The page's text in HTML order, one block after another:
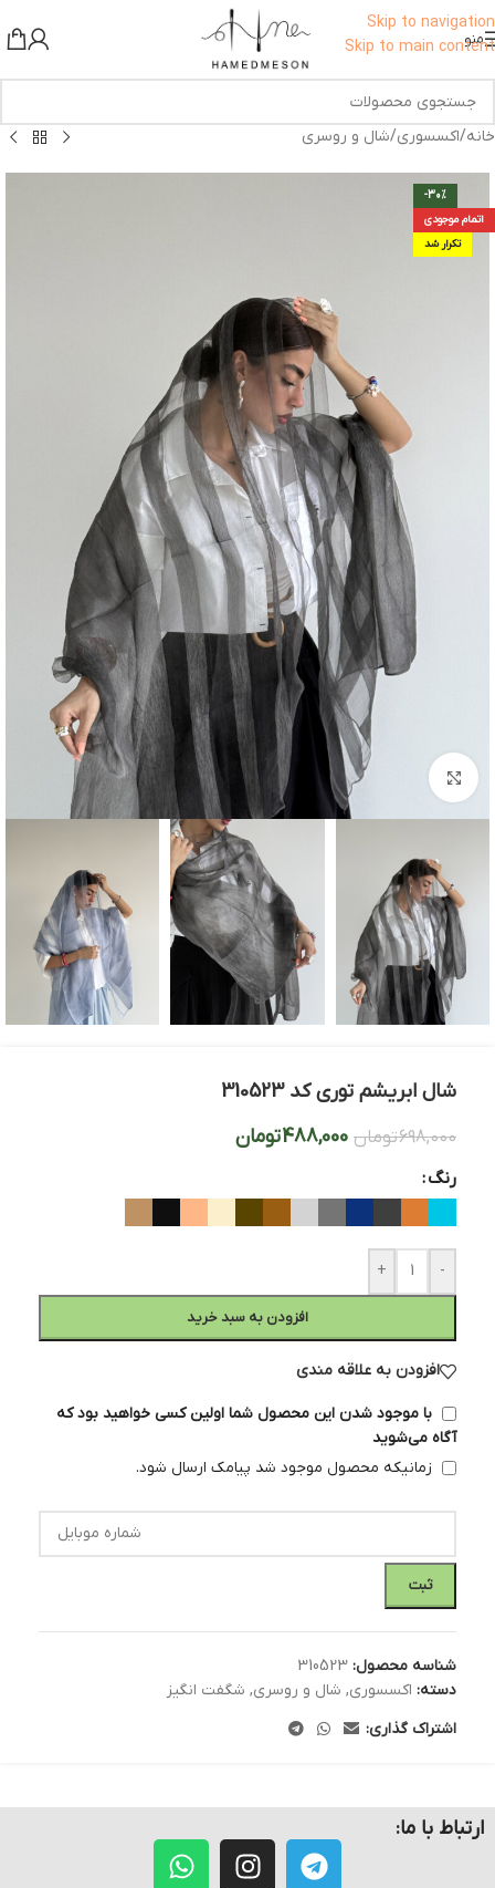
Skip to navigation
Skip to main content
برای اطلاع از تخفیف ها به کانال ما در بله بپیوندید!
منو
خانه/اکسسوری/شال و روسری
-30%
اتمام موجودی
تکرار شد
بزرگنمایی تصویر
شال ابریشم توری کد 310523
698,000تومان 488,000تومان
رنگ
-
+
افزودن به سبد خرید
افزودن به علاقه مندی
با موجود شدن این محصول شما اولین کسی خواهید بود که
آگاه می‌شوید
زمانیکه محصول موجود شد پیامک ارسال شود.
ثبت
شناسه محصول: 310523
دسته: اکسسوری, شال و روسری, شگفت انگیز
اشتراک گذاری:
ارتباط با ما: